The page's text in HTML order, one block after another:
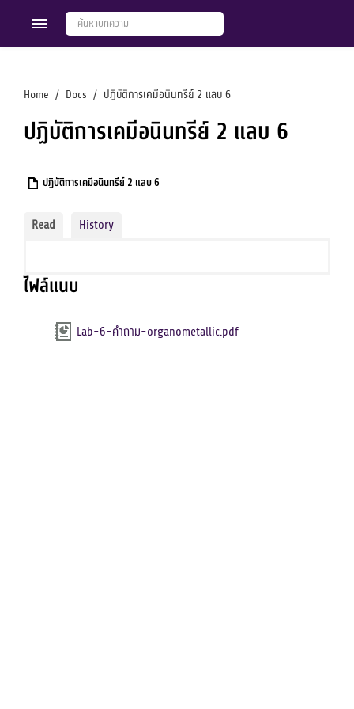
Home Docs ปฏิบัติการเคมีอนินทรีย์ 2 แลบ 6
ปฏิบัติการเคมีอนินทรีย์ 2 แลบ 6
ปฏิบัติการเคมีอนินทรีย์ 2 แลบ 6
Read History
ไฟล์แนบ
Lab-6-คำถาม-organometallic.pdf
Members Groups